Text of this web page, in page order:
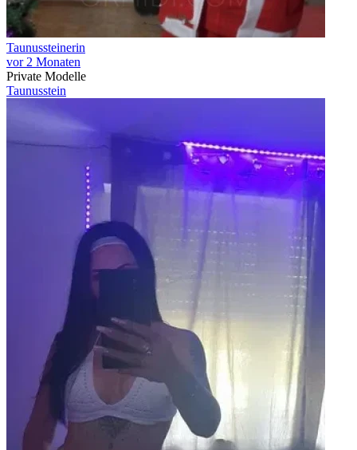
Taunussteinerin
vor 2 Monaten
Private Modelle
Taunusstein